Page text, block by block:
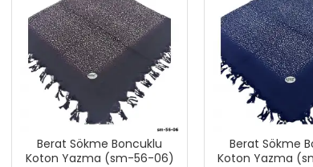
Berat Sökme Boncuklu
Koton Yazma (sm-56-06)
Berat Sökme
Koton Yazma